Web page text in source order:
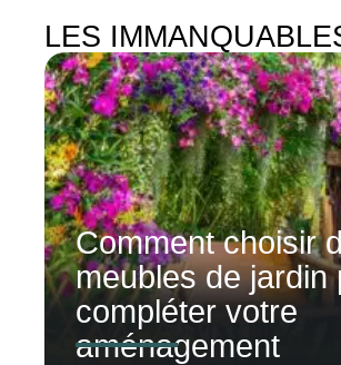
LES
Comment choisir
meubles de jardin
compléter votre
aménagement